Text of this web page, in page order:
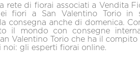
rete di fiorai associati a Vendita
fiori a San Valentino Torio in
consegna anche di domenica.
il mondo con consegne
Valentino Torio che ha il
noi: gli esperti fiorai online.